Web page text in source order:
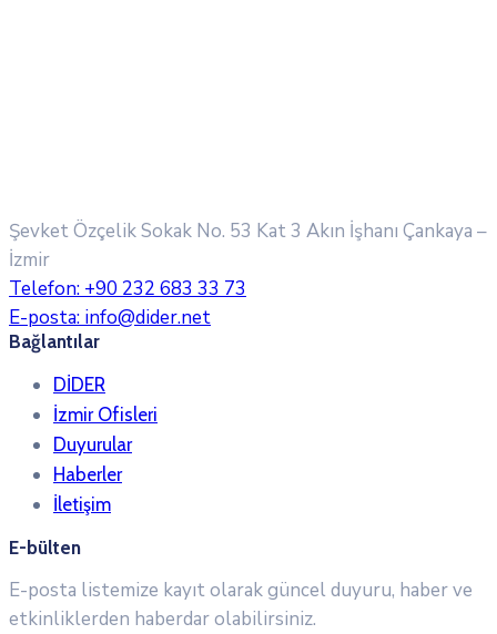
Şevket Özçelik Sokak No. 53 Kat 3 Akın İşhanı Çankaya –
İzmir
Telefon: +90 232 683 33 73
E-posta: info@dider.net
Bağlantılar
DİDER
İzmir Ofisleri
Duyurular
Haberler
İletişim
E-bülten
E-posta listemize kayıt olarak güncel duyuru, haber ve
etkinliklerden haberdar olabilirsiniz.